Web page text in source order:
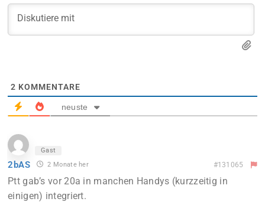
2 KOMMENTARE
neuste
Gast
2bAS 2 Monate her #131065
Ptt gab’s vor 20a in manchen Handys (kurzzeitig in
einigen) integriert.